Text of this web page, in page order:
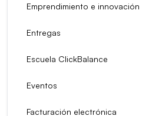
Emprendimiento e innovación
Entregas
Escuela ClickBalance
Eventos
Facturación electrónica